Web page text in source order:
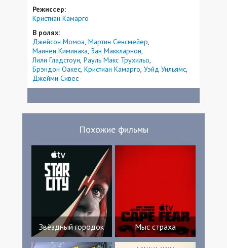
Режиссер:
Кристиан Камарго
В ролях:
Джейсон Момоа Мартин Сенсмейер
Маинеи Киминака Зан Маккларнон
Лили Гладстоун Рауль Макс Трухильо
Брэндон Оакес Кристиан Камарго Уэйд Уильямс
Джейми Сивес
Похожие фильмы
Звёздный городок Мыс страха